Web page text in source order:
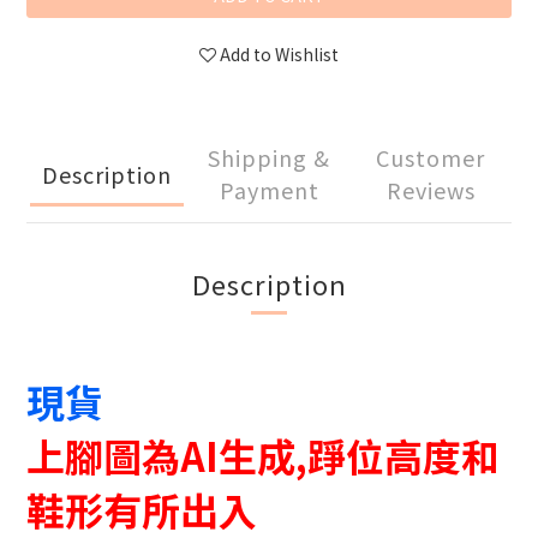
Add to Wishlist
Description
Shipping &
Payment
Customer
Reviews
Description
現貨
上腳圖為AI生成,踭位高度和
鞋形有所出入